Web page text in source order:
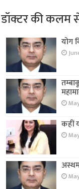
डॉक्टर की कलम
योग
कहीं